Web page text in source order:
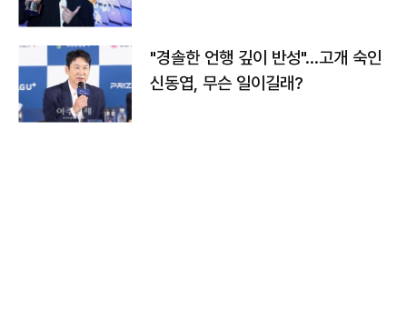
"경솔한 언행 깊이 반성"…고개 숙인
신동엽, 무슨 일이길래?